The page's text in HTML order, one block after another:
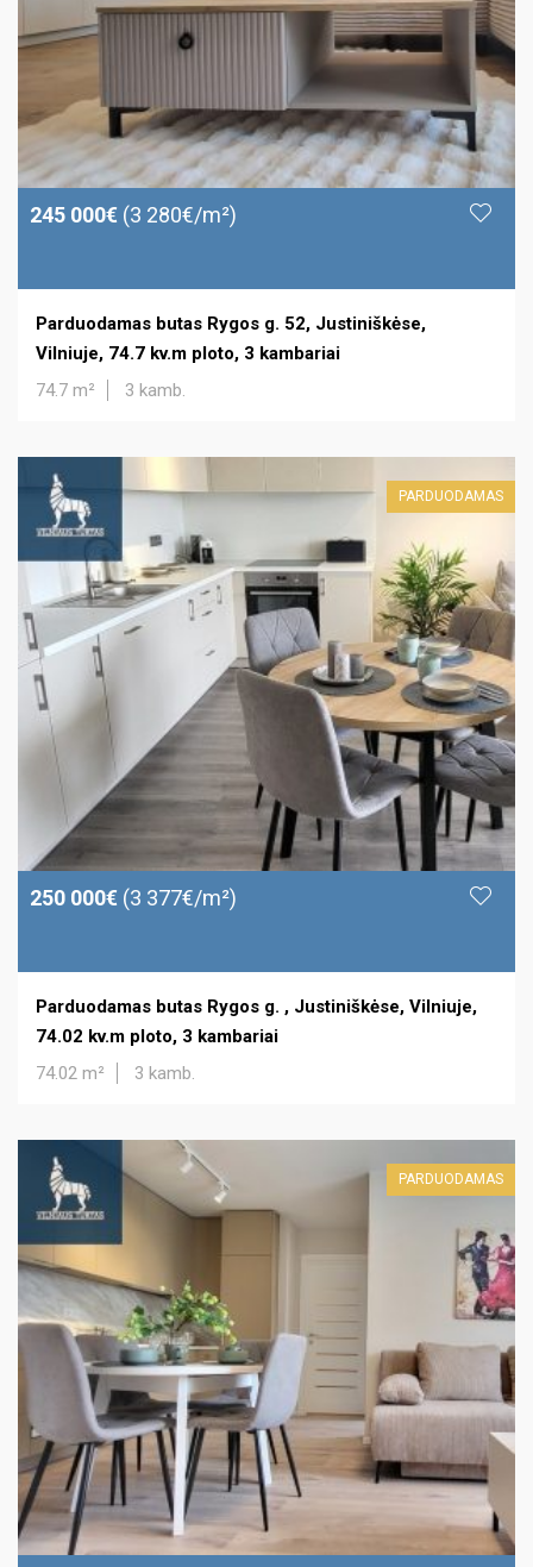
245 000€ (3 280€/m²)
Parduodamas butas Rygos g. 52, Justiniškėse,
Vilniuje, 74.7 kv.m ploto, 3 kambariai
74.7 m²
3 kamb.
PARDUODAMAS
250 000€ (3 377€/m²)
Parduodamas butas Rygos g. , Justiniškėse, Vilniuje,
74.02 kv.m ploto, 3 kambariai
74.02 m²
3 kamb.
PARDUODAMAS